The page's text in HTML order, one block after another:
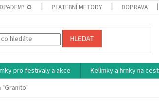
♻ PLATEBNÍ METODY DOPRAVA
HLEDAT
pro festivaly a akce Kelímky a hrnky na
"Granito"